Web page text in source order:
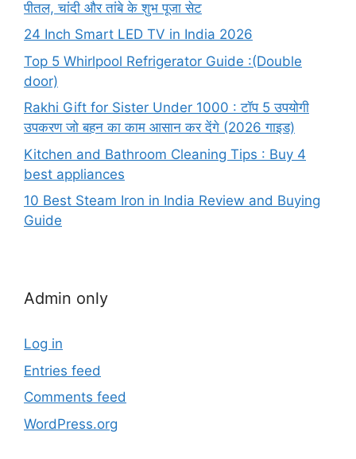
पीतल, चांदी और तांबे के शुभ पूजा सेट
24 Inch Smart LED TV in India 2026
Top 5 Whirlpool Refrigerator Guide :(Double
door)
Rakhi Gift for Sister Under 1000 : टॉप 5 उपयोगी
उपकरण जो बहन का काम आसान कर देंगे (2026 गाइड)
Kitchen and Bathroom Cleaning Tips : Buy 4
best appliances
10 Best Steam Iron in India Review and Buying
Guide
Admin only
Log in
Entries feed
Comments feed
WordPress.org